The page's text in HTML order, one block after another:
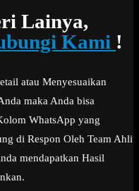
Lainya,
Kami !
atau Menyesuaikan
maka Anda bisa
WhatsApp yang
di Respon Oleh Team Ahli
mendapatkan Hasil